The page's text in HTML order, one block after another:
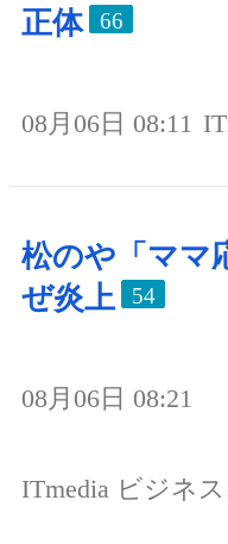
正体
66
08月06日 08:11
松のや「ママ
ぜ炎上
54
08月06日 08:21
ITmedia ビジネ